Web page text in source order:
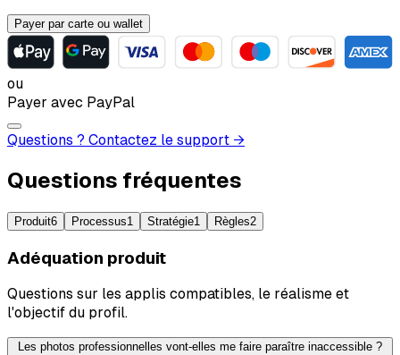
Payer par carte ou wallet
ou
Payer avec PayPal
Questions ? Contactez le support →
Questions fréquentes
Produit6 Processus1 Stratégie1 Règles2
Adéquation produit
Questions sur les applis compatibles, le réalisme et
l'objectif du profil.
Les photos professionnelles vont-elles me faire paraître inaccessible ?